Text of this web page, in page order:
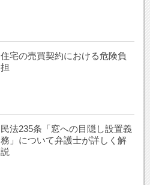
住宅の売買契約における危険負
担
民法235条「窓への目隠し設置義
務」について弁護士が詳しく解
説